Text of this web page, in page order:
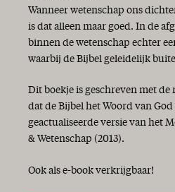
Het geheim van Bijbellezen
In de schaduw van de
Licht in de duisternis
Het jaar van de liefde!
Hij komt!
Goede moed!
Vrolijk Pasen!
Israël 70 jaar
Het Woord aan het woord
Wanneer wetenschap ons
is dat alleen maar goed. In de
binnen de wetenschap echter
waarbij de Bijbel geleidelijk
Dit boekje is geschreven met
dat de Bijbel het Woord van God
geactualiseerde versie van het
& Wetenschap (2013).
Ook als e-book verkrijgbaar!